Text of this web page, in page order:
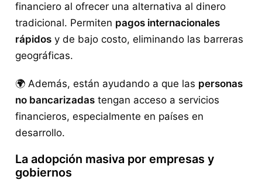
financiero al ofrecer una alternativa al dinero
tradicional. Permiten pagos internacionales
rápidosy de bajo costo, eliminando las barreras
geográficas.
🌍 Además, están ayudando a que las personas
no bancarizadastengan acceso a servicios
financieros, especialmente en países en
desarrollo.
La adopción masiva por empresas y
gobiernos